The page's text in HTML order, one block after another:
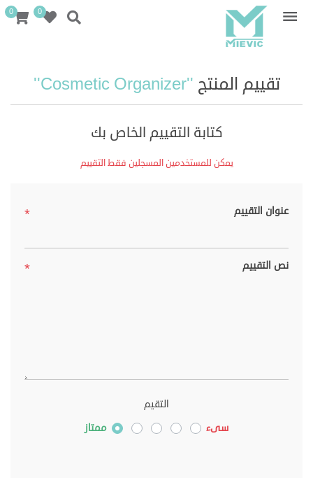
0
0
تقييم المنتج Cosmetic Organizer
كتابة التقييم الخاص بك
يمكن للمستخدمين المسجلين فقط التقييم
عنوان التقييم *
نص التقييم *
التقيم
سىء
ممتاز